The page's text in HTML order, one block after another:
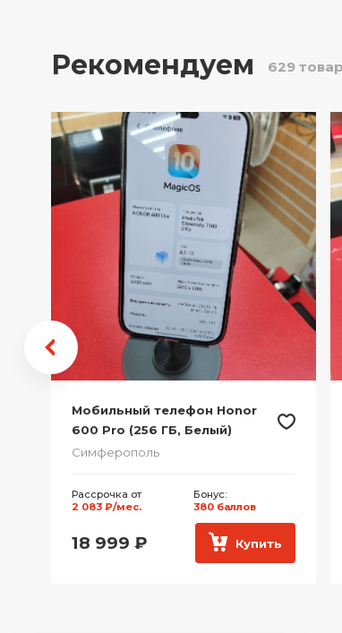
Рекомендуем 629
Мобильный телефон Honor
600 Pro (256 ГБ, Белый)
Симферополь
Рассрочка от
2 083 ₽/мес.
Бонус:
380 баллов
18 999 ₽ Купить